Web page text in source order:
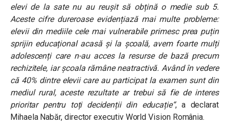
elevi de la sate nu au reușit să obțină o medie sub 5.
Aceste cifre dureroase evidențiază mai multe probleme:
elevii din mediile cele mai vulnerabile primesc prea puțin
sprijin educațional acasă și la școală, avem foarte mulți
adolescenți care n-au acces la resurse de bază precum
rechizitele, iar școala rămâne neatractivă. Având în vedere
că 40% dintre elevii care au participat la examen sunt din
mediul rural, aceste rezultate ar trebui să fie de interes
prioritar pentru toți decidenții din educație“, a declarat
Mihaela Nabăr, director executiv World Vision România.